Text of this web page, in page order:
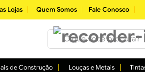
Lojas Quem Somos Fale Conosco
O que você procura?
de Construção Louças e Metais